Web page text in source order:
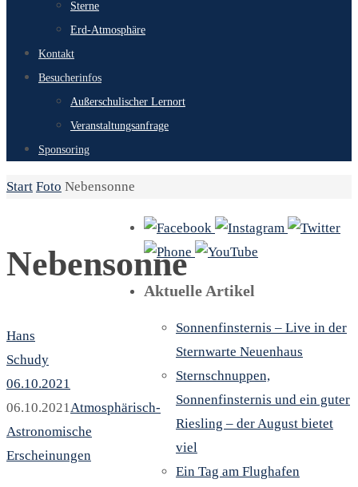
Sterne
Erd-Atmosphäre
Kontakt
Besucherinfos
Außerschulischer Lernort
Veranstaltungsanfrage
Sponsoring
Start Foto Nebensonne
Nebensonne
Hans
Schudy
06.10.2021
06.10.2021Atmosphärisch-
Astronomische
Erscheinungen
Aktuelle Artikel
Sonnenfinsternis – Live in der
Sternwarte Neuenhaus
Sternschnuppen,
Sonnenfinsternis und ein guter
Riesling – der August bietet
viel
Ein Tag am Flughafen